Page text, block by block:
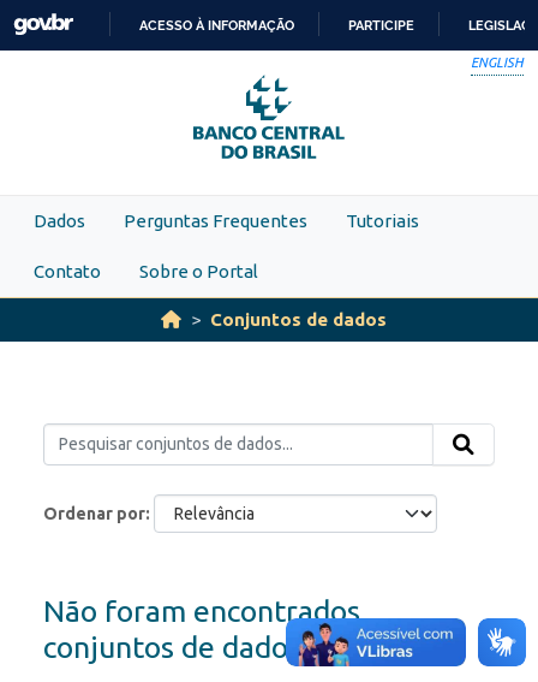
Skip to main content
PARA
O
CONTEÚDO
ACESSO À INFORMAÇÃO PARTICIPE
ENGLISH
Dados Perguntas Frequentes Tutoriais
Contato Sobre o Portal
Conjuntos de dados
Ordenar por
Não foram encontrados
conjuntos de dados